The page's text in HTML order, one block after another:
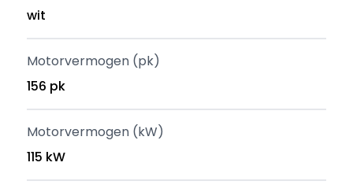
wit
Motorvermogen (pk)
156 pk
Motorvermogen (kW)
115 kW